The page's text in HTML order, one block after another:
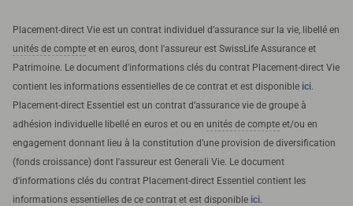
Placement-direct Vie est un contrat individuel d’assurance sur la vie, libellé en
unités de compte et en euros, dont l'assureur est SwissLife Assurance et
Patrimoine. Le document d'informations clés du contrat Placement-direct Vie
contient les informations essentielles de ce contrat et est disponible ici
Placement-direct Essentiel est un contrat d’assurance vie de groupe à
adhésion individuelle libellé en euros et ou en unités de compte et/ou en
engagement donnant lieu à la constitution d’une provision de diversification
(fonds croissance) dont l'assureur est Generali Vie. Le document
d'informations clés du contrat Placement-direct Essentiel contient les
informations essentielles de ce contrat et est disponible ici